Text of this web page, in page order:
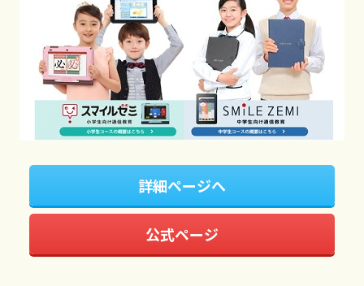
詳細ページへ
公式ページ